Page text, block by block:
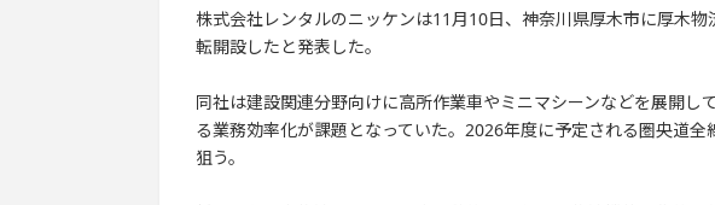
株式会社レンタルのニッケンは11月10日、神奈川県厚木市に厚木
転開設したと発表した。
同社は建設関連分野向けに高所作業車やミニマシーンなどを展開し
る業務効率化が課題となっていた。2026年度に予定される圏央道
狙う。